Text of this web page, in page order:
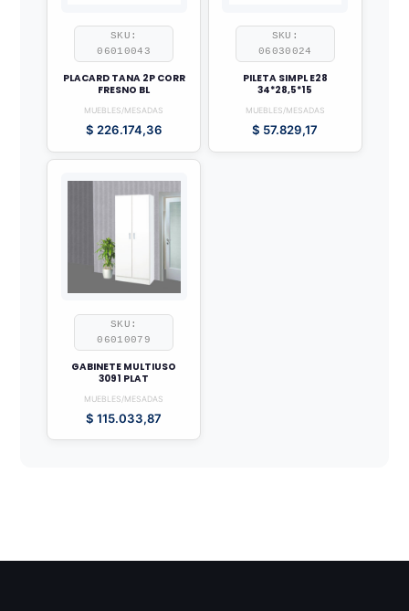
SKU:
06010043
PLACARD TANA 2P CORR
FRESNO BL
MUEBLES/MESADAS
$ 226.174,36
SKU:
06030024
PILETA SIMPL E28
34*28,5*15
MUEBLES/MESADAS
$ 57.829,17
SKU:
06010079
GABINETE MULTIUSO
3091 PLAT
MUEBLES/MESADAS
$ 115.033,87